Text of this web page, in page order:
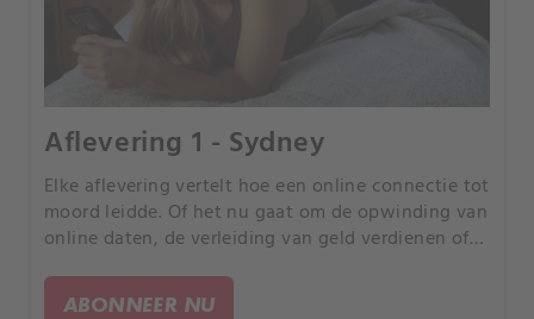
Aflevering 1 - Sydney
Elke aflevering vertelt hoe een online connectie tot
moord leidde. Of het nu gaat om de opwinding van
online daten, de verleiding van geld verdienen of
anders, maar iedereen heeft een tragisch einde.
ABONNEER NU